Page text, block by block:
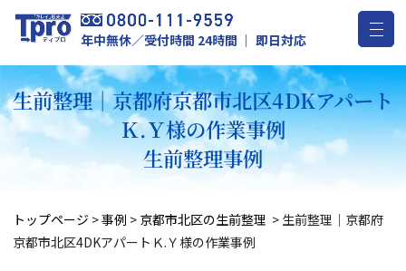
年中無休／受付時間 24時間 ｜ 即日対応
生前整理｜京都府京都市北区4DKアパート
Ｋ.Ｙ様の作業事例
生前整理事例
トップページ >事例 > 京都市北区の生前整理 > 生前整理｜京都府
京都市北区4DKアパートＫ.Ｙ様の作業事例